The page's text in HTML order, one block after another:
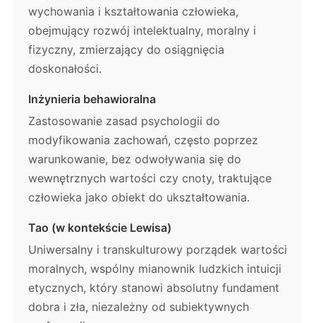
wychowania i kształtowania człowieka,
obejmujący rozwój intelektualny, moralny i
fizyczny, zmierzający do osiągnięcia
doskonałości.
Inżynieria behawioralna
Zastosowanie zasad psychologii do
modyfikowania zachowań, często poprzez
warunkowanie, bez odwoływania się do
wewnętrznych wartości czy cnoty, traktujące
człowieka jako obiekt do ukształtowania.
Tao (w kontekście Lewisa)
Uniwersalny i transkulturowy porządek wartości
moralnych, wspólny mianownik ludzkich intuicji
etycznych, który stanowi absolutny fundament
dobra i zła, niezależny od subiektywnych